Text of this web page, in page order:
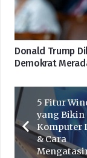
Donald Trump
Demokrat
5 Fitur
yang Bikin
Komputer
& Cara